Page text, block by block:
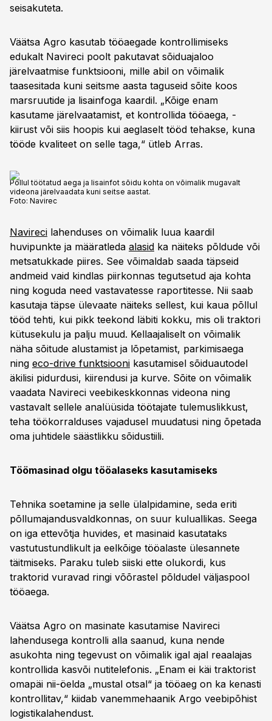
seisakuteta.
Väätsa Agro kasutab tööaegade kontrollimiseks
edukalt Navireci poolt pakutavat sõiduajaloo
järelvaatmise funktsiooni, mille abil on võimalik
taasesitada kuni seitsme aasta taguseid sõite koos
marsruutide ja lisainfoga kaardil. „Kõige enam
kasutame järelvaatamist, et kontrollida tööaega, -
kiirust või siis hoopis kui aeglaselt tööd tehakse, kuna
tööde kvaliteet on selle taga,“ ütleb Arras.
Põllul töötatud aega ja lisainfot sõidu kohta on võimalik mugavalt
videona järelvaadata kuni seitse aastat.
Foto: Navirec
Navireci lahenduses on võimalik luua kaardil
huvipunkte ja määratleda alasid ka näiteks põldude või
metsatukkade piires. See võimaldab saada täpseid
andmeid vaid kindlas piirkonnas tegutsetud aja kohta
ning koguda need vastavatesse raportitesse. Nii saab
kasutaja täpse ülevaate näiteks sellest, kui kaua põllul
tööd tehti, kui pikk teekond läbiti kokku, mis oli traktori
kütusekulu ja palju muud. Kellaajaliselt on võimalik
näha sõitude alustamist ja lõpetamist, parkimisaega
ning eco-drive funktsiooni kasutamisel sõiduautodel
äkilisi pidurdusi, kiirendusi ja kurve. Sõite on võimalik
vaadata Navireci veebikeskkonnas videona ning
vastavalt sellele analüüsida töötajate tulemuslikkust,
teha töökorralduses vajadusel muudatusi ning õpetada
oma juhtidele säästlikku sõidustiili.
Töömasinad olgu tööalaseks kasutamiseks
Tehnika soetamine ja selle ülalpidamine, seda eriti
põllumajandusvaldkonnas, on suur kuluallikas. Seega
on iga ettevõtja huvides, et masinaid kasutataks
vastutustundlikult ja eelkõige tööalaste ülesannete
täitmiseks. Paraku tuleb siiski ette olukordi, kus
traktorid vuravad ringi võõrastel põldudel väljaspool
tööaega.
Väätsa Agro on masinate kasutamise Navireci
lahendusega kontrolli alla saanud, kuna nende
asukohta ning tegevust on võimalik igal ajal reaalajas
kontrollida kasvõi nutitelefonis. „Enam ei käi traktorist
omapäi nii-öelda „mustal otsal“ ja tööaeg on ka kenasti
kontrollitav,“ kiidab vanemmehaanik Argo veebipõhist
logistikalahendust.